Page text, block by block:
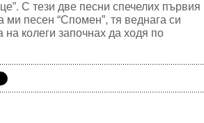
С тези две песни спечелих първия
песен “Спомен”, тя веднага си
на колеги започнах да ходя по